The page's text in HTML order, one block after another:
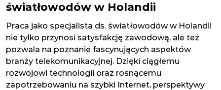
światłowodów w Holandii
Praca jako specjalista ds. światłowodów w Holandii
nie tylko przynosi satysfakcję zawodową, ale też
pozwala na poznanie fascynujących aspektów
branży telekomunikacyjnej. Dzięki ciągłemu
rozwojowi technologii oraz rosnącemu
zapotrzebowaniu na szybki Internet, perspektywy